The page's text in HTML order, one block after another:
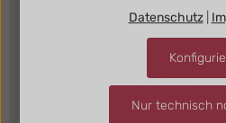
Kontakt + Anfahrt Köln
Datenschutz|
Nur technisch